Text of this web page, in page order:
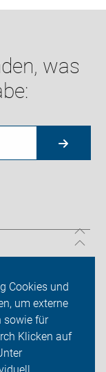
Cookies und
um externe
sowie für
Klicken auf
was